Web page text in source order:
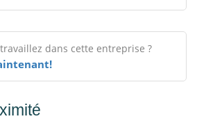
dans cette entreprise ?